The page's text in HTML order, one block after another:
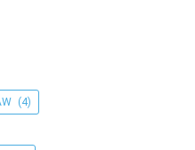
(4)